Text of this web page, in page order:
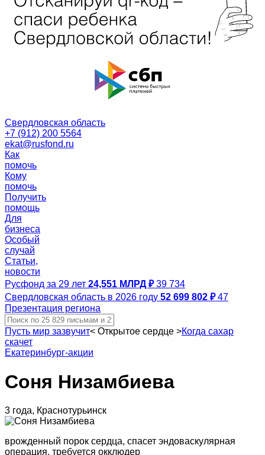
Свердловская область
+7 (912) 200 5564
ekat@rusfond.ru
Как
помочь
Кому
помочь
Получить
помощь
Для
бизнеса
Особый
случай
Статьи,
новости
Русфонд за 29 лет 24,551 МЛРД ₽ 39 734
Свердловская область в 2026 году 52 699 802 ₽ 47
Презентация региона
Пусть мир зазвучит< Открытое сердце >Когда сахар
скачет
Екатеринбург-акции
Соня Низамбиева
3 года, Краснотурьинск
врожденный порок сердца, спасет эндоваскулярная
операция, требуется окклюдер